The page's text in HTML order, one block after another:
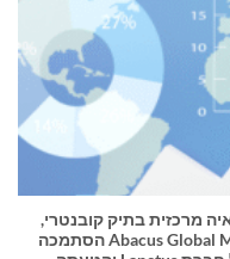
מרכזית בתיק קובנטרי,
המצביעה על כך שחברת Abacus Global Management הסתמכה